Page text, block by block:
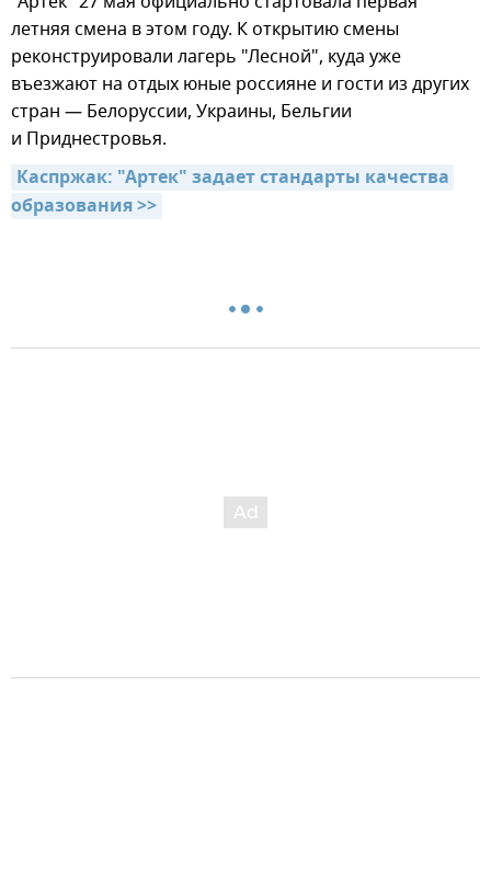
летняя смена в этом году. К открытию смены
реконструировали лагерь "Лесной", куда уже
въезжают на отдых юные россияне и гости из других
стран — Белоруссии, Украины, Бельгии
и Приднестровья.
Каспржак: "Артек" задает стандарты качества
образования >>